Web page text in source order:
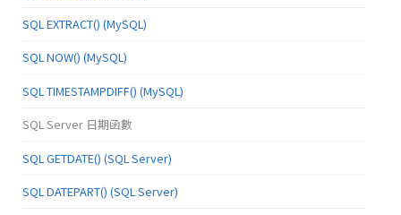
SQL EXTRACT() (MySQL)
SQL NOW() (MySQL)
SQL TIMESTAMPDIFF() (MySQL)
SQL Server 日期函數
SQL GETDATE() (SQL Server)
SQL DATEPART() (SQL Server)